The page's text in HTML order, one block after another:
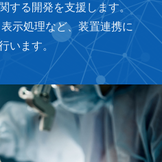
する開発を支援します。
示処理など、装置連携に
います。